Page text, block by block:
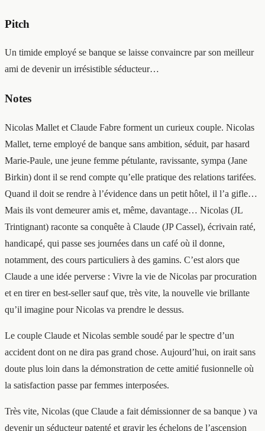
Pitch
Un timide employé se banque se laisse convaincre par son meilleur
ami de devenir un irrésistible séducteur…
Notes
Nicolas Mallet et Claude Fabre forment un curieux couple. Nicolas
Mallet, terne employé de banque sans ambition, séduit, par hasard
Marie-Paule, une jeune femme pétulante, ravissante, sympa (Jane
Birkin) dont il se rend compte qu’elle pratique des relations tarifées.
Quand il doit se rendre à l’évidence dans un petit hôtel, il l’a gifle…
Mais ils vont demeurer amis et, même, davantage… Nicolas (JL
Trintignant) raconte sa conquête à Claude (JP Cassel), écrivain raté,
handicapé, qui passe ses journées dans un café où il donne,
notamment, des cours particuliers à des gamins. C’est alors que
Claude a une idée perverse : Vivre la vie de Nicolas par procuration
et en tirer en best-seller sauf que, très vite, la nouvelle vie brillante
qu’il imagine pour Nicolas va prendre le dessus.
Le couple Claude et Nicolas semble soudé par le spectre d’un
accident dont on ne dira pas grand chose. Aujourd’hui, on irait sans
doute plus loin dans la démonstration de cette amitié fusionnelle où
la satisfaction passe par femmes interposées.
Très vite, Nicolas (que Claude a fait démissionner de sa banque ) va
devenir un séducteur patenté et gravir les échelons de l’ascension